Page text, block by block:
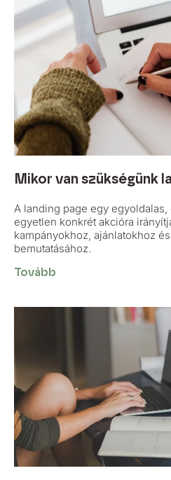
Mikor van szükségünk
A landing page egy
egyetlen konkrét akcióra
kampányokhoz, ajánlatokhoz
bemutatásához.
Tovább